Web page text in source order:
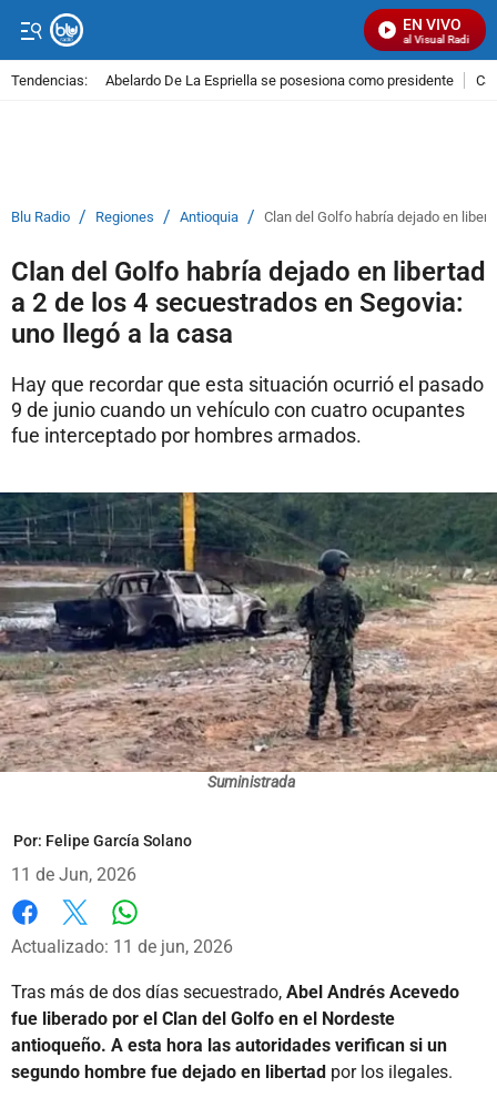
EN VIVO
Señal Visual Radio
Tendencias: Abelardo De La Espriella se posesiona como presidente
Blu Radio / Regiones / Antioquia / Clan del Golfo habría dejado en
Clan del Golfo habría dejado en libertad
a 2 de los 4 secuestrados en Segovia:
uno llegó a la casa
Hay que recordar que esta situación ocurrió el pasado
9 de junio cuando un vehículo con cuatro ocupantes
fue interceptado por hombres armados.
Suministrada
Por: Felipe García Solano
11 de Jun, 2026
Facebook
X
Actualizado: 11 de jun, 2026
Tras más de dos días secuestrado, Abel Andrés Acevedo
fue liberado por el Clan del Golfo en el Nordeste
antioqueño. A esta hora las autoridades verifican si un
segundo hombre fue dejado en libertad por los ilegales.